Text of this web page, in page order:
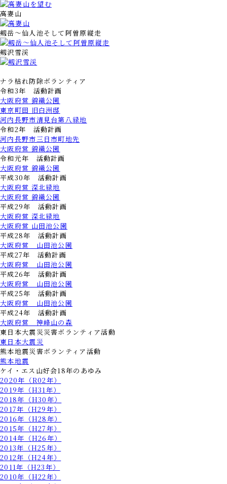
高妻山
剱岳～仙人池そして阿曽原縦走
剱沢雪渓
ナラ枯れ防除ボランティア
令和3年 活動計画
大阪府営 錦織公園
東京町田 旧白洲邸
河内長野市清見台第八緑地
令和2年 活動計画
河内長野市三日市町地先
大阪府営 錦織公園
令和元年 活動計画
大阪府営 錦織公園
平成30年 活動計画
大阪府営 深北緑地
大阪府営 錦織公園
平成29年 活動計画
大阪府営 深北緑地
大阪府営 山田池公園
平成28年 活動計画
大阪府営 山田池公園
平成27年 活動計画
大阪府営 山田池公園
平成26年 活動計画
大阪府営 山田池公園
平成25年 活動計画
大阪府営 山田池公園
平成24年 活動計画
大阪府営 神峰山の森
東日本大震災災害ボランティア活動
東日本大震災
熊本地震災害ボランティア活動
熊本地震
ケイ・エス山好会18年のあゆみ
2020年（R02年）
2019年（H31年）
2018年（H30年）
2017年（H29年）
2016年（H28年）
2015年（H27年）
2014年（H26年）
2013年（H25年）
2012年（H24年）
2011年（H23年）
2010年（H22年）